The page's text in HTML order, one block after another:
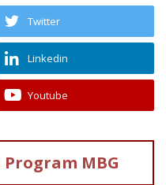
Twitter
Linkedin
Youtube
Program MBG